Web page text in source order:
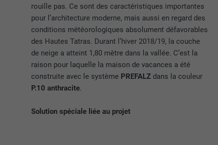
rouille pas. Ce sont des caractéristiques importantes
pour l’architecture moderne, mais aussi en regard des
conditions météorologiques absolument défavorables
des Hautes Tatras. Durant l’hiver 2018/19, la couche
de neige a atteint 1,80 mètre dans la vallée. C’est la
raison pour laquelle la maison de vacances a été
construite avec le système PREFALZ dans la couleur
P.10 anthracite.
Solution spéciale liée au projet